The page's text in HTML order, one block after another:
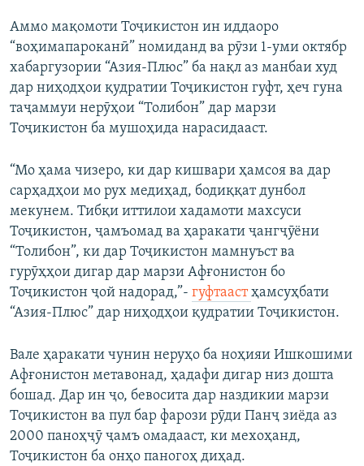
Аммо мақомоти Тоҷикистон ин иддаоро
“воҳимапароканӣ” номиданд ва рӯзи 1-уми октябр
хабаргузории “Азия-Плюс” ба нақл аз манбаи худ
дар ниҳодҳои қудратии Тоҷикистон гуфт, ҳеч гуна
таҷаммуи нерӯҳои “Толибон” дар марзи
Тоҷикистон ба мушоҳида нарасидааст.
“Мо ҳама чизеро, ки дар кишвари ҳамсоя ва дар
сарҳадҳои мо рух медиҳад, бодиққат дунбол
мекунем. Тибқи иттилои хадамоти махсуси
Тоҷикистон, ҷамъомад ва ҳаракати ҷангҷӯёни
“Толибон”, ки дар Тоҷикистон мамнуъст ва
гурӯҳҳои дигар дар марзи Афғонистон бо
Тоҷикистон ҷой надорад,”- гуфтаастҳамсуҳбати
“Азия-Плюс” дар ниҳодҳои қудратии Тоҷикистон.
Вале ҳаракати чунин неруҳо ба ноҳияи Ишкошими
Афғонистон метавонад, ҳадафи дигар низ дошта
бошад. Дар ин ҷо, бевосита дар наздикии марзи
Тоҷикистон ва пул бар фарози рӯди Панҷ зиёда аз
2000 паноҳҷӯ ҷамъ омадааст, ки мехоҳанд,
Тоҷикистон ба онҳо паногоҳ диҳад.